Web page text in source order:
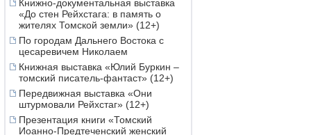
Книжно-документальная выставка
«До стен Рейхстага: в память о
жителях Томской земли» (12+)
По городам Дальнего Востока с
цесаревичем Николаем
Книжная выставка «Юлий Буркин –
томский писатель-фантаст» (12+)
Передвижная выставка «Они
штурмовали Рейхстаг» (12+)
Презентация книги «Томский
Иоанно-Предтеченский женский